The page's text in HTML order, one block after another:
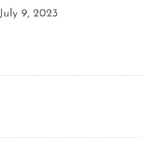
July 9, 2023